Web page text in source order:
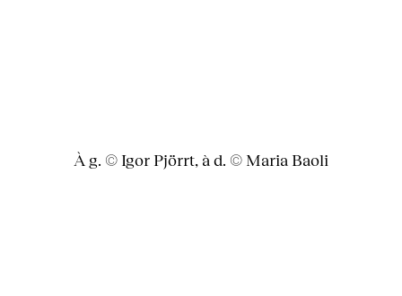
À g. © Igor Pjörrt, à d. © Maria Baoli